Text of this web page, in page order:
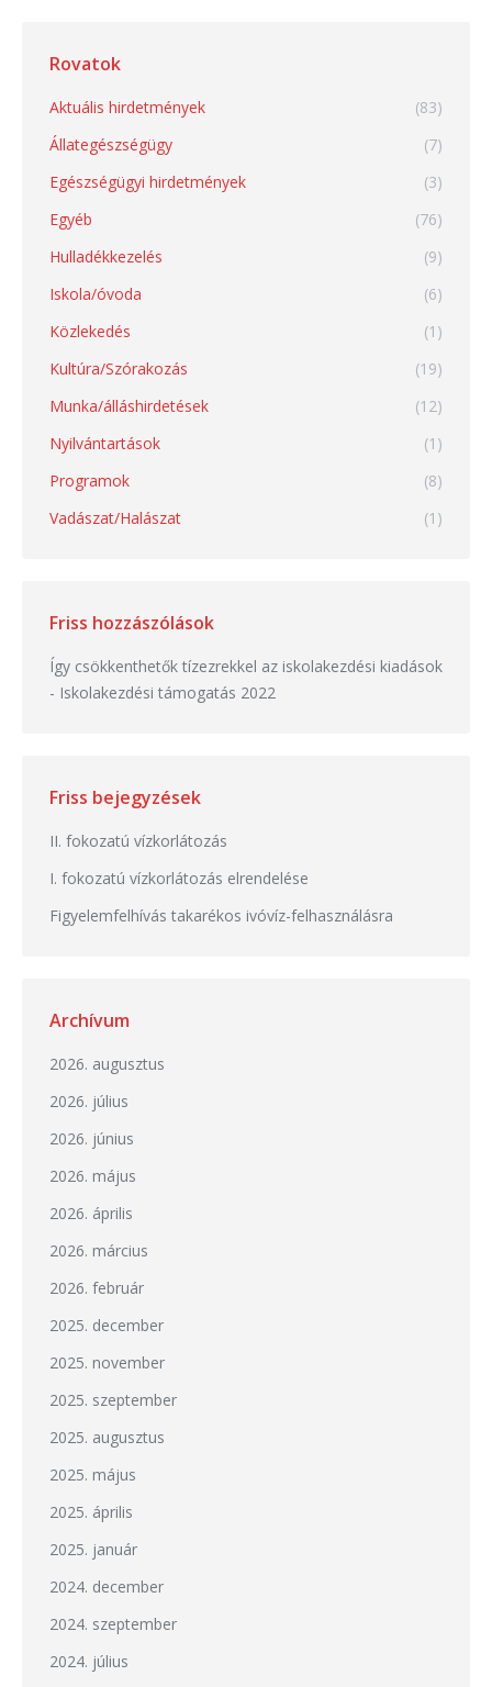
Rovatok
Aktuális hirdetmények
(83)
Állategészségügy
(7)
Egészségügyi hirdetmények
(3)
Egyéb
(76)
Hulladékkezelés
(9)
Iskola/óvoda
(6)
Közlekedés
(1)
Kultúra/Szórakozás
(19)
Munka/álláshirdetések
(12)
Nyilvántartások
(1)
Programok
(8)
Vadászat/Halászat
(1)
Friss hozzászólások
Így csökkenthetők tízezrekkel az iskolakezdési kiadások
- Iskolakezdési támogatás 2022
Friss bejegyzések
II. fokozatú vízkorlátozás
I. fokozatú vízkorlátozás elrendelése
Figyelemfelhívás takarékos ivóvíz-felhasználásra
Archívum
2026. augusztus
2026. július
2026. június
2026. május
2026. április
2026. március
2026. február
2025. december
2025. november
2025. szeptember
2025. augusztus
2025. május
2025. április
2025. január
2024. december
2024. szeptember
2024. július